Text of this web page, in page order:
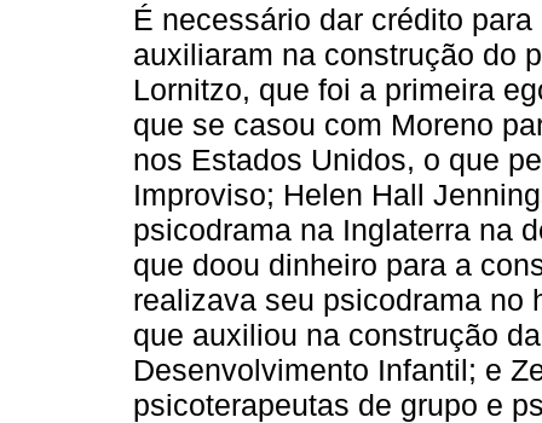
É necessário dar crédito
auxiliaram na construção do
Lornitzo, que foi a primeira
que se casou com Moreno
nos Estados Unidos, o que
Improviso; Helen Hall
psicodrama na Inglaterra na
que doou dinheiro para a
realizava seu psicodrama no
que auxiliou na construção
Desenvolvimento Infantil; e
psicoterapeutas de grupo e